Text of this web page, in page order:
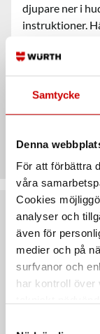
Samtycke
Denna
För att förbättra
våra
Cookies
analyser och
även för
medier och på
surfvanor och
har kontroll
djupare ner i
instruktioner.